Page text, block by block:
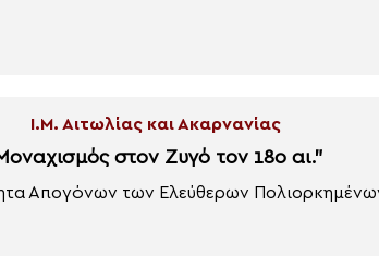
Ι.Μ. Αιτωλίας και Ακαρνανίας
στον Ζυγό τον 18ο αι.”
Απογόνων των Ελεύθερων